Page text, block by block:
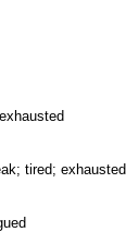
tired; exhausted